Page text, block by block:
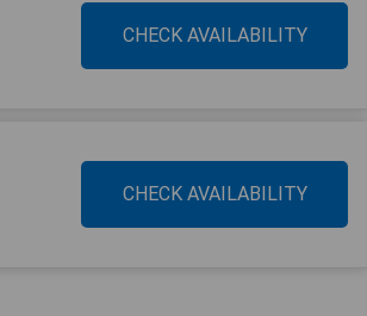
CHECK AVAILABILITY
CHECK AVAILABILITY